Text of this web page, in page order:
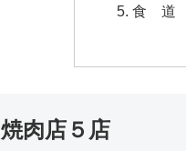
食 道
肉店５店